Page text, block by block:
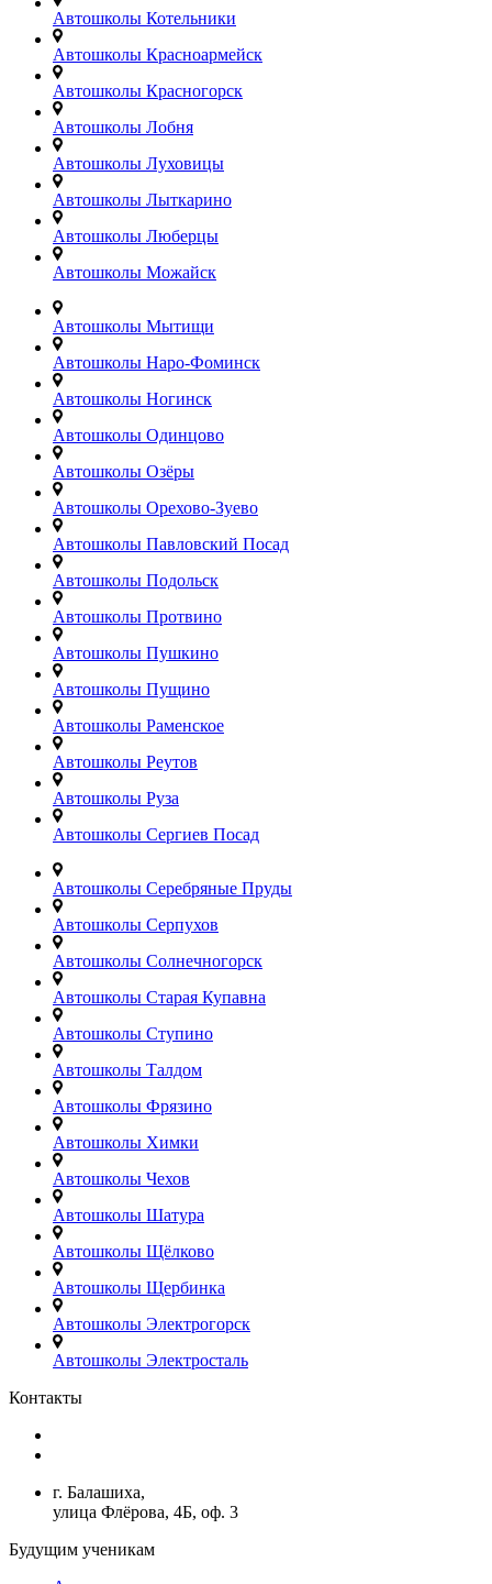
Автошколы Котельники
Автошколы Красноармейск
Автошколы Красногорск
Автошколы Лобня
Автошколы Луховицы
Автошколы Лыткарино
Автошколы Люберцы
Автошколы Можайск
Автошколы Мытищи
Автошколы Наро-Фоминск
Автошколы Ногинск
Автошколы Одинцово
Автошколы Озёры
Автошколы Орехово-Зуево
Автошколы Павловский Посад
Автошколы Подольск
Автошколы Протвино
Автошколы Пушкино
Автошколы Пущино
Автошколы Раменское
Автошколы Реутов
Автошколы Руза
Автошколы Сергиев Посад
Автошколы Серебряные Пруды
Автошколы Серпухов
Автошколы Солнечногорск
Автошколы Старая Купавна
Автошколы Ступино
Автошколы Талдом
Автошколы Фрязино
Автошколы Химки
Автошколы Чехов
Автошколы Шатура
Автошколы Щёлково
Автошколы Щербинка
Автошколы Электрогорск
Автошколы Электросталь
Контакты
г. Балашиха,
улица Флёрова, 4Б, оф. 3
Будущим ученикам